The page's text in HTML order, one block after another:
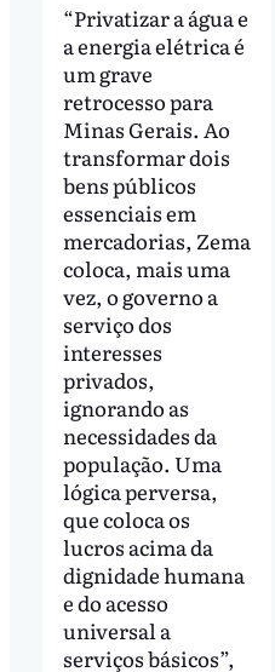
“Privatizar a água e
a energia elétrica é
um grave
retrocesso para
Minas Gerais. Ao
transformar dois
bens públicos
essenciais em
mercadorias, Zema
coloca, mais uma
vez, o governo a
serviço dos
interesses
privados,
ignorando as
necessidades da
população. Uma
lógica perversa,
que coloca os
lucros acima da
dignidade humana
e do acesso
universal a
serviços básicos”,